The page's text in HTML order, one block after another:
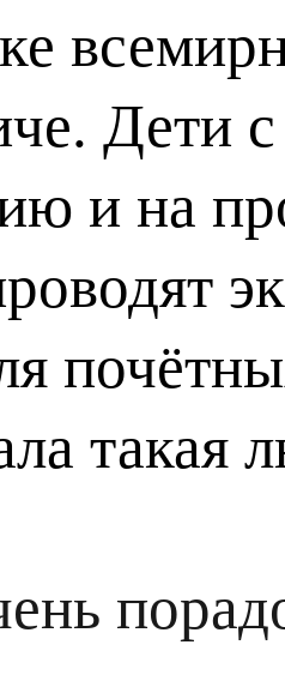
Дети
и на
такая